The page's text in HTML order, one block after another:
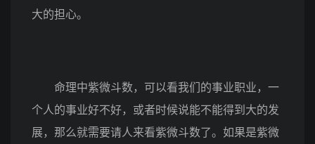
大的担心。
命理中紫微斗数，可以看我们的事业职业，一
个人的事业好不好，或者时候说能不能得到大的发
展，那么就需要请人来看紫微斗数了。如果是紫微